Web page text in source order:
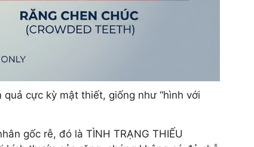
cực kỳ mật thiết, giống như “hình với
gốc rễ, đó là TÌNH TRẠNG THIẾU